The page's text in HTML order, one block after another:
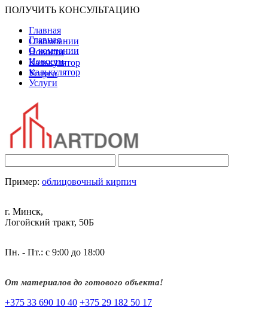
ПОЛУЧИТЬ КОНСУЛЬТАЦИЮ
Главная
О компании
Новости
Калькулятор
Услуги
Главная
О компании
Новости
Калькулятор
Услуги
Пример: облицовочный кирпич
г. Минск,
Логойский тракт, 50Б
Пн. - Пт.: с 9:00 до 18:00
От материалов до готового объекта!
+375 33 690 10 40 +375 29 182 50 17